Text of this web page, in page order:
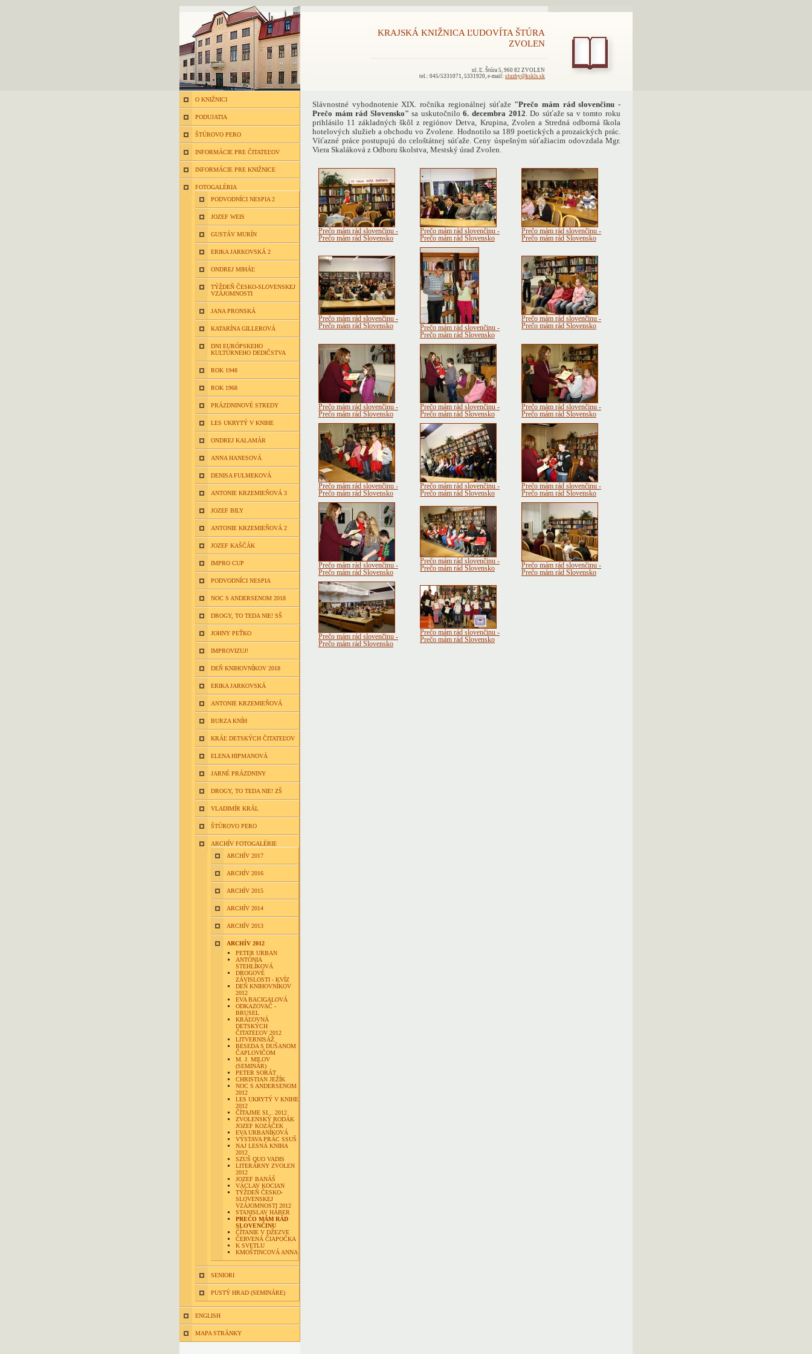
KRAJSKÁ KNIŽNICA ĽUDOVÍTA ŠTÚRA
ZVOLEN
ul. Ľ. Štúra 5, 960 82 ZVOLEN
tel.: 045/5331071, 5331920, e-mail: sluzby@kskls.sk
O KNIŽNICI
PODUJATIA
ŠTÚROVO PERO
INFORMÁCIE PRE ČITATEĽOV
INFORMÁCIE PRE KNIŽNICE
FOTOGALÉRIA
PODVODNÍCI NESPIA 2
JOZEF WEIS
GUSTÁV MURÍN
ERIKA JARKOVSKÁ 2
ONDREJ MIHÁĽ
TÝŽDEŇ ČESKO-SLOVENSKEJ
VZÁJOMNOSTI
JANA PRONSKÁ
KATARÍNA GILLEROVÁ
DNI EURÓPSKEHO
KULTÚRNEHO DEDIČSTVA
ROK 1948
ROK 1968
PRÁZDNINOVÉ STREDY
LES UKRYTÝ V KNIHE
ONDREJ KALAMÁR
ANNA HANESOVÁ
DENISA FULMEKOVÁ
ANTONIE KRZEMIEŇOVÁ 3
JOZEF BILY
ANTONIE KRZEMIEŇOVÁ 2
JOZEF KAŠČÁK
IMPRO CUP
PODVODNÍCI NESPIA
NOC S ANDERSENOM 2018
DROGY, TO TEDA NIE! SŠ
JOHNY PEŤKO
IMPROVIZUJ!
DEŇ KNIHOVNÍKOV 2018
ERIKA JARKOVSKÁ
ANTONIE KRZEMIEŇOVÁ
BURZA KNÍH
KRÁĽ DETSKÝCH ČITATEĽOV
ELENA HIPMANOVÁ
JARNÉ PRÁZDNINY
DROGY, TO TEDA NIE! ZŠ
VLADIMÍR KRÁL
ŠTÚROVO PERO
ARCHÍV FOTOGALÉRIE
ARCHÍV 2017
ARCHÍV 2016
ARCHÍV 2015
ARCHÍV 2014
ARCHÍV 2013
ARCHÍV 2012
PETER URBAN
ANTÓNIA
STEHLÍKOVÁ
DROGOVÉ
ZÁVISLOSTI - KVÍZ
DEŇ KNIHOVNÍKOV
2012
EVA BACIGALOVÁ
ODKAZOVAČ -
BRUSEL
KRÁĽOVNÁ
DETSKÝCH
ČITATEĽOV 2012
LITVERNISÁŽ
BESEDA S DUŠANOM
ČAPLOVIČOM
M. J. MILOV
(SEMINÁR)
PETER SORÁT
CHRISTIAN JEŽÍK
NOC S ANDERSENOM
2012
LES UKRYTÝ V KNIHE
2012
ČÍTAJME SI... 2012
ZVOLENSKÝ RODÁK
JOZEF KOZÁČEK
EVA URBANÍKOVÁ
VÝSTAVA PRÁC SSUŠ
NAJ LESNÁ KNIHA
2012
SZUŠ QUO VADIS
LITERÁRNY ZVOLEN
2012
JOZEF BANÁŠ
VÁCLAV KOCIAN
TÝŽDEŇ ČESKO-
SLOVENSKEJ
VZÁJOMNOSTI 2012
STANISLAV HÁBER
PREČO MÁM RÁD
SLOVENČINU
ČÍTANIE V DŽEZVE
ČERVENÁ ČIAPOČKA
K SVETLU
KMOŠTINCOVÁ ANNA
SENIORI
PUSTÝ HRAD (SEMINÁRE)
ENGLISH
MAPA STRÁNKY
Slávnostné vyhodnotenie XIX. ročníka regionálnej súťaže "Prečo mám rád slovenčinu -
Prečo mám rád Slovensko" sa uskutočnilo6. decembra 2012. Do súťaže sa v tomto roku
prihlásilo 11 základných škôl z regiónov Detva, Krupina, Zvolen a Stredná odborná škola
hotelových služieb a obchodu vo Zvolene. Hodnotilo sa 189 poetických a prozaických prác.
Víťazné práce postupujú do celoštátnej súťaže. Ceny úspešným súťažiacim odovzdala Mgr.
Viera Skaláková z Odboru školstva, Mestský úrad Zvolen.
Prečo mám rád slovenčinu -
Prečo mám rád Slovensko
Prečo mám rád slovenčinu -
Prečo mám rád Slovensko
Prečo mám rád slovenčinu -
Prečo mám rád Slovensko
Prečo mám rád slovenčinu -
Prečo mám rád Slovensko
Prečo mám rád slovenčinu -
Prečo mám rád Slovensko
Prečo mám rád slovenčinu -
Prečo mám rád Slovensko
Prečo mám rád slovenčinu -
Prečo mám rád Slovensko
Prečo mám rád slovenčinu -
Prečo mám rád Slovensko
Prečo mám rád slovenčinu -
Prečo mám rád Slovensko
Prečo mám rád slovenčinu -
Prečo mám rád Slovensko
Prečo mám rád slovenčinu -
Prečo mám rád Slovensko
Prečo mám rád slovenčinu -
Prečo mám rád Slovensko
Prečo mám rád slovenčinu -
Prečo mám rád Slovensko
Prečo mám rád slovenčinu -
Prečo mám rád Slovensko
Prečo mám rád slovenčinu -
Prečo mám rád Slovensko
Prečo mám rád slovenčinu -
Prečo mám rád Slovensko
Prečo mám rád slovenčinu -
Prečo mám rád Slovensko